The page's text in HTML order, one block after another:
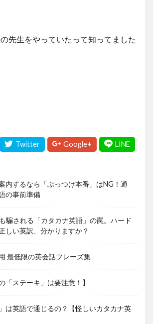
先生をやっていたって知ってました
内するなら「ぶっつけ本番」はNG！通
の事前準備
騙される「カタカナ英語」の罠。ハード
しい英訳、分かりますか？
最低限の英会話フレーズ集
「ステーキ」は要注意！】
は英語で通じるの？【怪しいカタカナ英